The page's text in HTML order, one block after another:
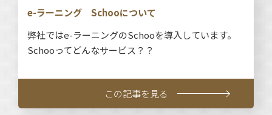
e-ラーニング Schooについて
弊社ではe-ラーニングのSchooを導入しています。
Schooってどんなサービス？？
この記事を見る